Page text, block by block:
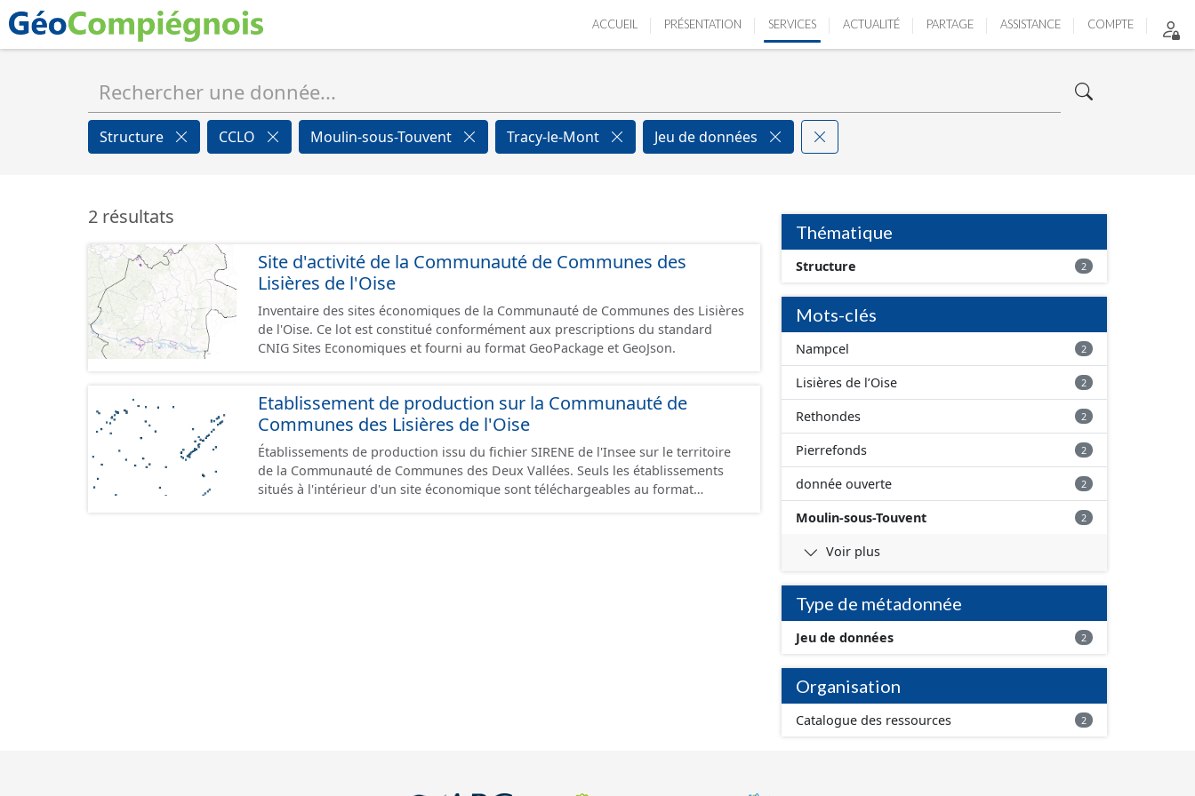
ACCUEIL PRÉSENTATION SERVICES ACTUALITÉ PARTAGE ASSISTANCE COMPTE
Structure CCLO Moulin-sous-Touvent Tracy-le-Mont Jeu de données
2 résultats
Site d'activité de la Communauté de Communes des
Lisières de l'Oise
Inventaire des sites économiques de la Communauté de Communes des Lisières
de l'Oise. Ce lot est constitué conformément aux prescriptions du standard
CNIG Sites Economiques et fourni au format GeoPackage et GeoJson.
Etablissement de production sur la Communauté de
Communes des Lisières de l'Oise
Établissements de production issu du fichier SIRENE de l'Insee sur le territoire
de la Communauté de Communes des Deux Vallées. Seuls les établissements
situés à l'intérieur d'un site économique sont téléchargeables au format
Thématique
Structure 2
Mots-clés
Nampcel 2
Lisières de l’Oise 2
Rethondes 2
Pierrefonds 2
donnée ouverte 2
Moulin-sous-Touvent 2
Voir plus
Type de métadonnée
Jeu de données 2
Organisation
Catalogue des ressources 2